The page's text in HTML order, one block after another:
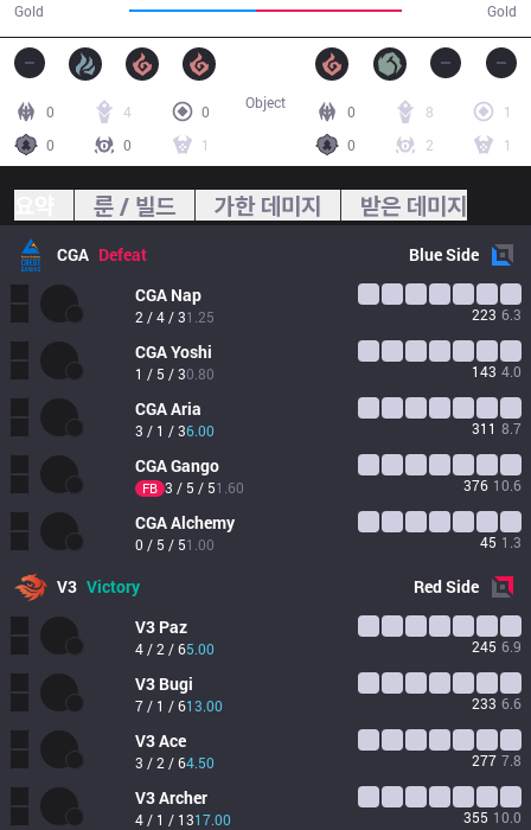
Gold Gold
0 4
0
0
0 1
0 8
1
0
2 1
Object
룬 / 빌드 가한 데미지 받은 데미지
CGA Defeat BlueSide
CGA Nap
2 / 4 / 31.25 223 6.3
CGAYoshi
1 / 5 / 30.80 143 4.0
CGAAria
3 / 1 / 36.00 311 8.7
CGAGango
FB 3 / 5 / 51.60 376 10.6
CGAAlchemy
0 / 5 / 51.00 45 1.3
V3 Victory RedSide
V3 Paz
4 / 2 / 65.00 245 6.9
V3 Bugi
7 / 1 / 613.00 233 6.6
V3Ace
3 / 2 / 64.50 277 7.8
V3Archer
4 / 1 / 1317.00 355 10.0